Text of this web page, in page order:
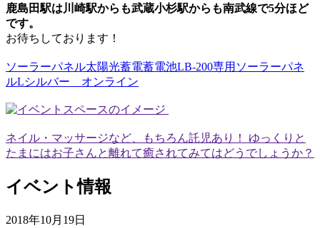
鹿島田駅は川崎駅からも武蔵小杉駅からも南武線で5分ほど
です。
お待ちしております！
ソーラーパネル太陽光蓄電蓄電池LB-200専用ソーラーパネ
ルLシルバー オンライン
ネイル・マッサージなど、もちろん託児あり！ ゆっくりと
たまにはお子さんと離れて癒されてみてはどうでしょうか？
イベント情報
2018年10月19日